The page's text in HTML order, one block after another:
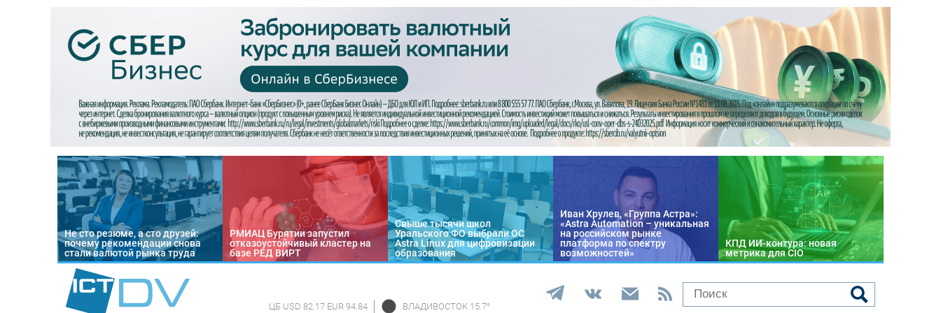
Не сто резюме, а сто друзей:
почему рекомендации снова
стали валютой рынка труда
РМИАЦ Бурятии запустил
отказоустойчивый кластер на
базе РЕД ВИРТ
Свыше тысячи школ
Уральского ФО выбрали ОС
Astra Linux для цифровизации
образования
Иван Хрулев, «Группа Астра»:
«Astra Automation – уникальная
на российском рынке
платформа по спектру
возможностей»
КПД ИИ-контура: новая
метрика для CIO
ЦБ USD 82.17 EUR 94.84 ВЛАДИВОСТОК 15.7°